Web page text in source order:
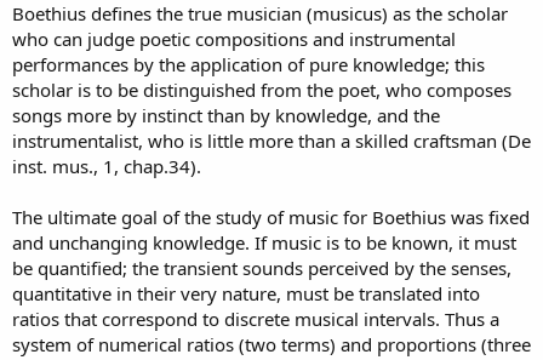
Boethius defines the true musician (musicus) as the scholar
who can judge poetic compositions and instrumental
performances by the application of pure knowledge; this
scholar is to be distinguished from the poet, who composes
songs more by instinct than by knowledge, and the
instrumentalist, who is little more than a skilled craftsman (De
inst. mus., 1, chap.34).
The ultimate goal of the study of music for Boethius was fixed
and unchanging knowledge. If music is to be known, it must
be quantified; the transient sounds perceived by the senses,
quantitative in their very nature, must be translated into
ratios that correspond to discrete musical intervals. Thus a
system of numerical ratios (two terms) and proportions (three